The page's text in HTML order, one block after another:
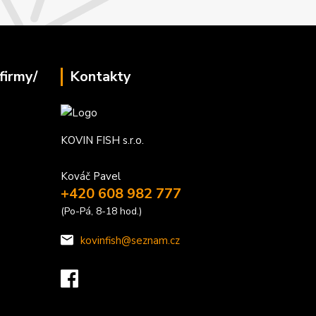
Kontakty
KOVIN FISH s.r.o.
Kováč Pavel
+420 608 982 777
(Po-Pá, 8-18 hod.)
kovinfish@seznam.cz